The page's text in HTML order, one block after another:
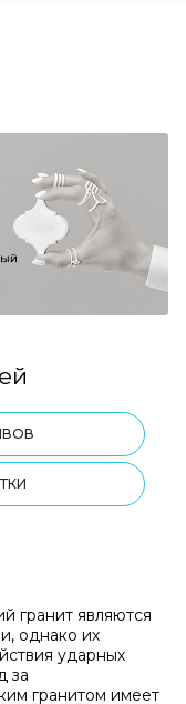
гранит являются
однако их
ударных
за
гранитом имеет